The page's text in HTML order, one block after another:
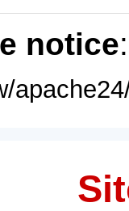
notice